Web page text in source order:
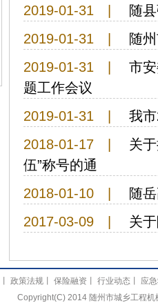
2019-01-31
随
2019-01-31
随
2019-01-31
市
题工作会议
2019-01-31
我
2018-01-17
关
伍”称号的通
2018-01-10
随
2017-03-09
关
政策法规丨 保险融资 行业动态
应
Copyright(C) 2014 随州市城乡工程